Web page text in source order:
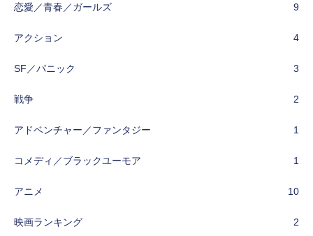
恋愛／青春／ガールズ 9
アクション 4
SF／パニック 3
戦争 2
アドベンチャー／ファンタジー 1
コメディ／ブラックユーモア 1
アニメ 10
映画ランキング 2